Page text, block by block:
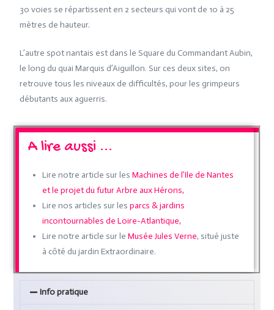
30 voies se répartissent en 2 secteurs qui vont de 10 à 25
mètres de hauteur.
L’autre spot nantais est dans le Square du Commandant Aubin,
le long du quai Marquis d’Aiguillon. Sur ces deux sites, on
retrouve tous les niveaux de difficultés, pour les grimpeurs
débutants aux aguerris.
A lire aussi ...
Lire notre article sur les Machines de l’Ile de Nantes
et le projet du futur Arbre aux Hérons,
Lire nos articles sur les parcs & jardins
incontournables de Loire-Atlantique,
Lire notre article sur le Musée Jules Verne, situé juste
à côté du jardin Extraordinaire.
Info pratique